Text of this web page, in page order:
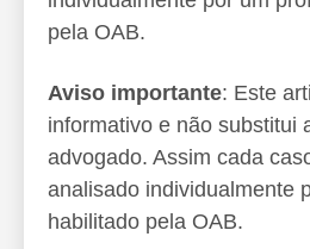
pela OAB.
Aviso importante: Este
informativo e não substitui
advogado. Assim cada
analisado individualmente
habilitado pela OAB.